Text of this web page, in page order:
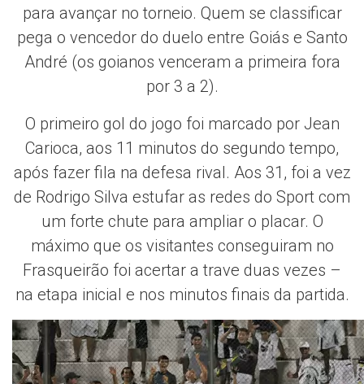
para avançar no torneio. Quem se classificar
pega o vencedor do duelo entre Goiás e Santo
André (os goianos venceram a primeira fora
por 3 a 2).
O primeiro gol do jogo foi marcado por Jean
Carioca, aos 11 minutos do segundo tempo,
após fazer fila na defesa rival. Aos 31, foi a vez
de Rodrigo Silva estufar as redes do Sport com
um forte chute para ampliar o placar. O
máximo que os visitantes conseguiram no
Frasqueirão foi acertar a trave duas vezes –
na etapa inicial e nos minutos finais da partida.